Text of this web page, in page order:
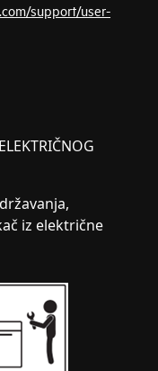
support/user-
iz električne